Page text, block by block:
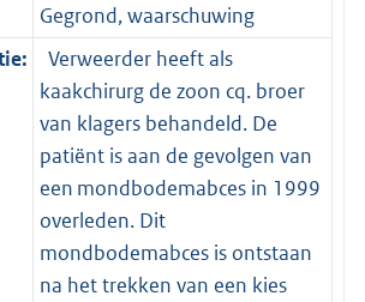
Gegrond, waarschuwing
Verweerder heeft als
kaakchirurg de zoon cq. broer
van klagers behandeld. De
patiënt is aan de gevolgen van
een mondbodemabces in 1999
overleden. Dit
mondbodemabces is ontstaan
na het trekken van een kies